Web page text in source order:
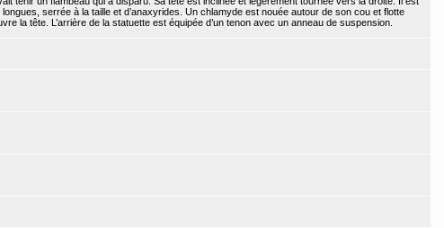
serrée à la taille et d’anaxyrides. Un chlamyde est nouée autour de son cou et flotte
la tête. L’arrière de la statuette est équipée d’un tenon avec un anneau de suspension.